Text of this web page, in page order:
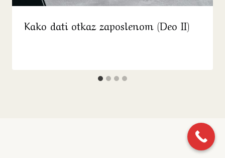
Kako dati otkaz zaposlenom (Deo II)